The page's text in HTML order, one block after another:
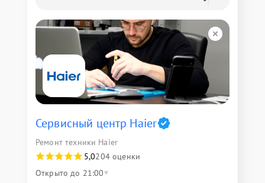
Сервисный центр Haier
Ремонт техники Haier
5,0204 оценки
Открыто до 21:00